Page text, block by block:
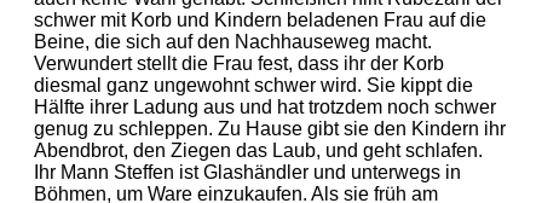
schwer mit Korb und Kindern beladenen Frau auf die
Beine, die sich auf den Nachhauseweg macht.
Verwundert stellt die Frau fest, dass ihr der Korb
diesmal ganz ungewohnt schwer wird. Sie kippt die
Hälfte ihrer Ladung aus und hat trotzdem noch schwer
genug zu schleppen. Zu Hause gibt sie den Kindern ihr
Abendbrot, den Ziegen das Laub, und geht schlafen.
Ihr Mann Steffen ist Glashändler und unterwegs in
Böhmen, um Ware einzukaufen. Als sie früh am